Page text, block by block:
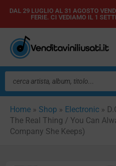
Vai
contenuto
DAL 29 LUGLIO AL 31 AGOSTO
FERIE. CI VEDIAMO IL 1
Ricerca
prodotti
Home » Shop » Electronic »
The Real Thing / You Can
Company She Keeps)